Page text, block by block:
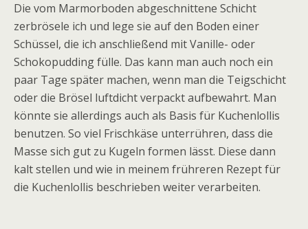
Die vom Marmorboden abgeschnittene Schicht
zerbrösele ich und lege sie auf den Boden einer
Schüssel, die ich anschließend mit Vanille- oder
Schokopudding fülle. Das kann man auch noch ein
paar Tage später machen, wenn man die Teigschicht
oder die Brösel luftdicht verpackt aufbewahrt. Man
könnte sie allerdings auch als Basis für Kuchenlollis
benutzen. So viel Frischkäse unterrühren, dass die
Masse sich gut zu Kugeln formen lässt. Diese dann
kalt stellen und wie in meinem frühreren Rezept für
die Kuchenlollis beschrieben weiter verarbeiten.